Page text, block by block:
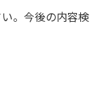
。今後の内容検